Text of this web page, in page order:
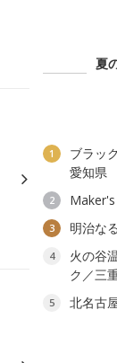
夏
1
ブラッ
愛知県
2
3 明治な
4
火の谷
ク／三
5
北名古